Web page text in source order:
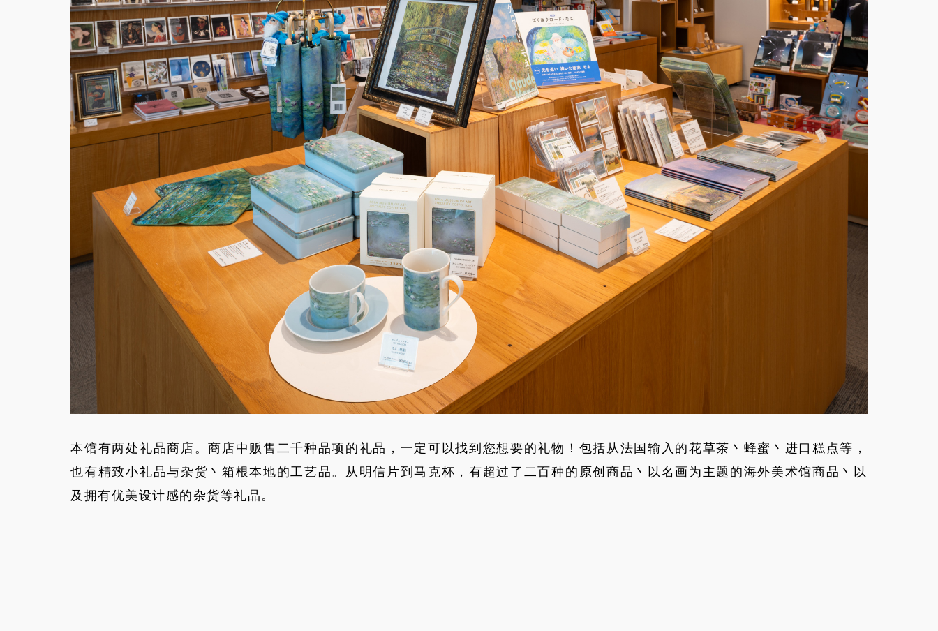
本馆有两处礼品商店。商店中贩售二千种品项的礼品，一定可以找到您想要的礼物！包括从法国输入的花草茶丶蜂蜜丶进口糕点等，
也有精致小礼品与杂货丶箱根本地的工艺品。从明信片到马克杯，有超过了二百种的原创商品丶以名画为主题的海外美术馆商品丶以
及拥有优美设计感的杂货等礼品。